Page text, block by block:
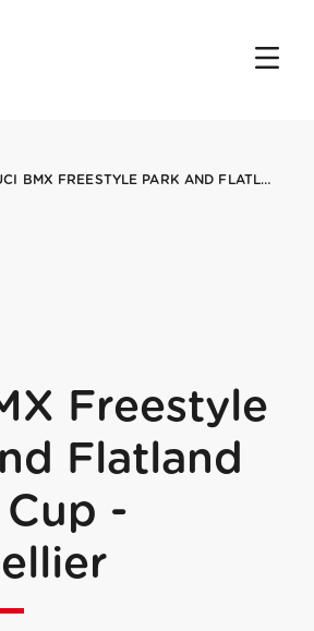
UCI BMX FREESTYLE PARK AND FLATLAND WORLD CUP MIN MONTPELLIER 12052018 MON...
Freestyle
Flatland
-